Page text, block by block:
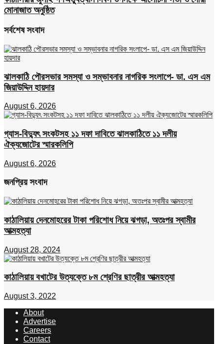
মোনাজাত অনুষ্ঠিত
সর্বশেষ সংবাদ
ঝালকাঠি পৌরসভার সমস্যা ও সম্ভাবনার নাগরিক সংলাপে- ডা. এস এম
জিয়াউদ্দিন হায়দার
August 6, 2026
গ্যাস-বিদ্যুৎ সংকটসহ ১১ দফা দাবিতে ঝালকাঠিতে ১১ দলীয়
ঐক্যজোটের স্মারকলিপি
August 6, 2026
জনপ্রিয় সংবাদ
কাঠালিয়ায় দেনমোহরের টাকা পরিশোধ নিয়ে ঝগড়া, অতঃপর স্বামীর
আত্মহত্যা
August 28, 2024
কাঠালিয়ায় বখাটের উত্যক্তে ৮ম শ্রেণির ছাত্রীর আত্মহত্যা
August 3, 2022
About
Advertise
Careers
Contact